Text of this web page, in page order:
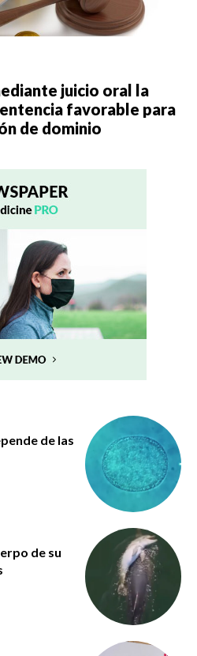
juicio oral la
favorable para
de dominio
de las
de su